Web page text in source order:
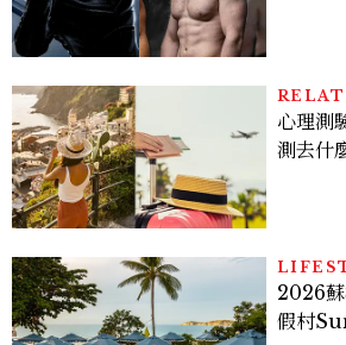
心理測
測去什
2026
假村